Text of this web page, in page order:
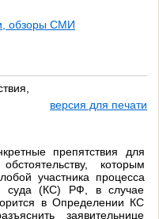
обзоры СМИ
версия для печати
препятствия для
которым
участника процесса
суда (КС) РФ, в случае
в Определении КС
заявительнице